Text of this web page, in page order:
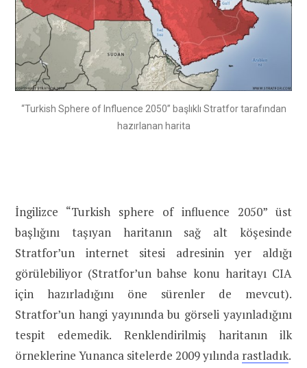
“Turkish Sphere of Influence 2050” başlıklı Stratfor tarafından
hazırlanan harita
İngilizce “Turkish sphere of influence 2050” üst
başlığını taşıyan haritanın sağ alt köşesinde
Stratfor’un internet sitesi adresinin yer aldığı
görülebiliyor (Stratfor’un bahse konu haritayı CIA
için hazırladığını öne sürenler de mevcut).
Stratfor’un hangi yayınında bu görseli yayınladığını
tespit edemedik. Renklendirilmiş haritanın ilk
örneklerine Yunanca sitelerde 2009 yılında rastladık.